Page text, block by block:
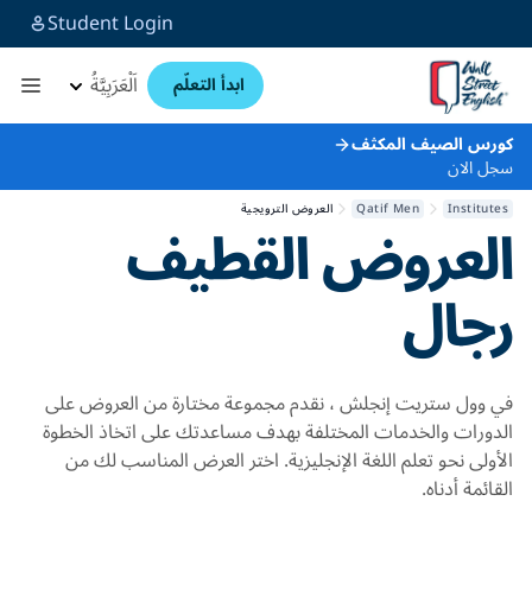
Student Login
ابدأ التعلّم اَلْعَرَبِيَّةُ
كورس الصيف المكثف
سجل الان
Institutes
Qatif Men العروض الترويجيةالعروضالقطيف
رجال
في وول ستريت إنجلش ، نقدم مجموعة مختارة من العروض على
الدورات والخدمات المختلفة بهدف مساعدتك على اتخاذ الخطوة
الأولى نحو تعلم اللغة الإنجليزية. اختر العرض المناسب لك من
القائمة أدناه.